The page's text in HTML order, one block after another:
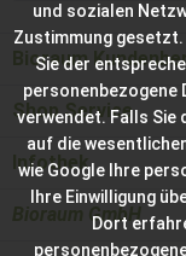
Bioraum
Shop Service
Infothek
Bioraum GmbH
und sozialen
Zustimmung gesetzt.
Sie der
personenbezogene
verwendet. Falls Sie
auf die
wie Google Ihre
Ihre Einwilligung
Dort